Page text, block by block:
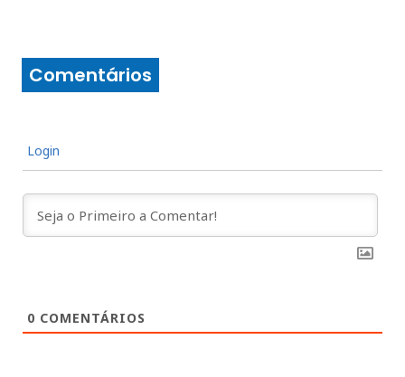
Comentários
Login
0 COMENTÁRIOS